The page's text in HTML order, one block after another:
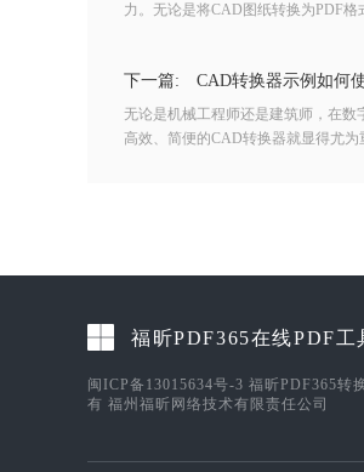
力。无论是将CAD图纸转换为PDF格
下一篇: CAD转换器示例如何
无论是机械工程师还是建筑师，在
高效、简便的CAD转换器就显得尤为
福昕PDF365在线PDF工
闽ICP备13015634号-3 福昕PDF365转
有 福州福昕网络技术有限责任公司